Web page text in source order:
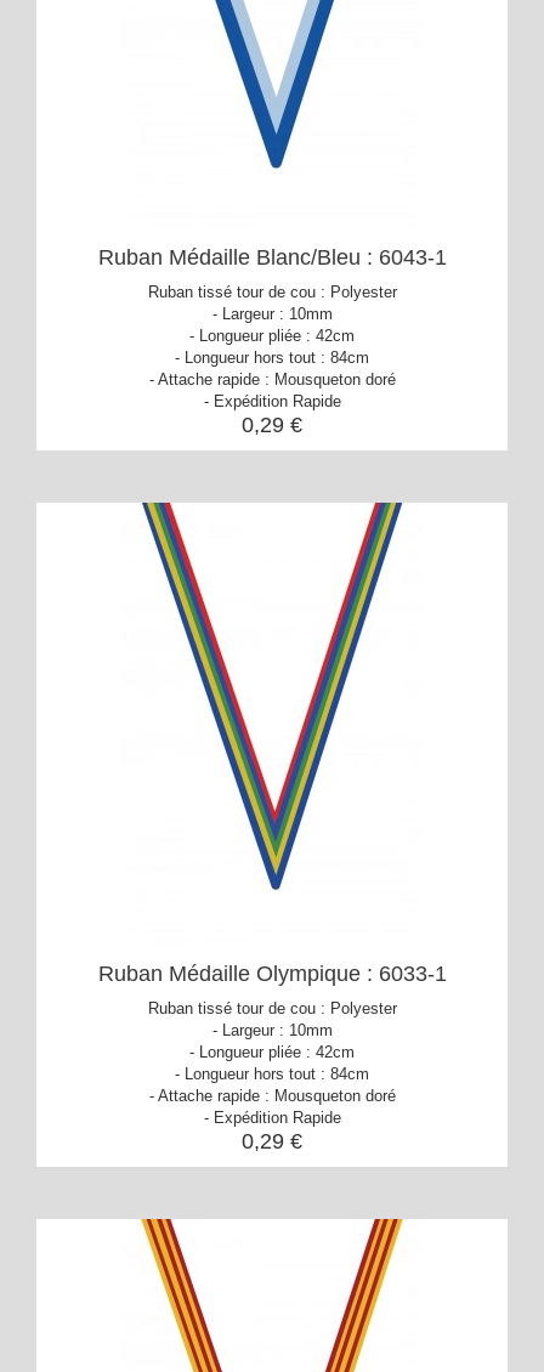
Ruban Médaille Blanc/Bleu : 6043-1
Ruban tissé tour de cou : Polyester
- Largeur : 10mm
- Longueur pliée : 42cm
- Longueur hors tout : 84cm
- Attache rapide : Mousqueton doré
- Expédition Rapide
0,29 €
Ruban Médaille Olympique : 6033-1
Ruban tissé tour de cou : Polyester
- Largeur : 10mm
- Longueur pliée : 42cm
- Longueur hors tout : 84cm
- Attache rapide : Mousqueton doré
- Expédition Rapide
0,29 €